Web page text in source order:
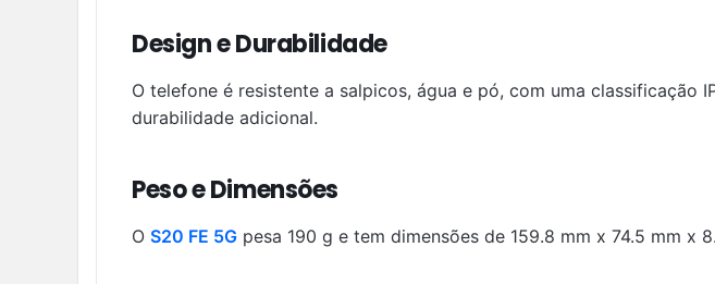
Design e Durabilidade
O telefone é resistente a salpicos, água e pó, com uma classificação
durabilidade adicional.
Peso e Dimensões
O S20 FE 5G pesa 190 g e tem dimensões de 159.8 mm x 74.5 mm x